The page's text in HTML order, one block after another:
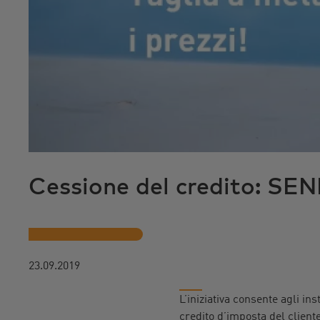
Cessione del credito:
23.09.2019
L’iniziativa consente agli
credito d’imposta del